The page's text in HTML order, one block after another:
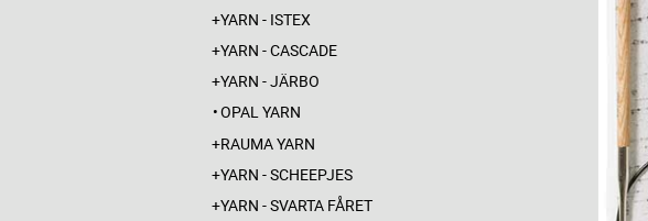
YARN - ISTEX
YARN - CASCADE
YARN - JÄRBO
OPAL YARN
RAUMA YARN
YARN - SCHEEPJES
YARN - SVARTA FÅRET